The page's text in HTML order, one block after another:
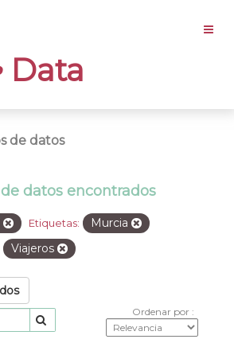
Data
de datos
datos encontrados
Etiquetas:
Murcia
Viajeros
Ordenar por